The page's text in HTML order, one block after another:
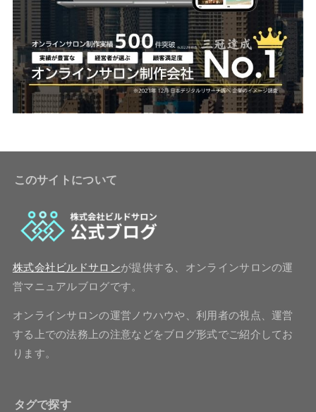
このサイトについて
株式会社ビルドサロンが提供する、オンラインサロンの運
営マニュアルブログです。
オンラインサロンの運営ノウハウや、利用者の視点、運営
する上での法務上の注意などをブログ形式でご紹介してお
ります。
タグで探す